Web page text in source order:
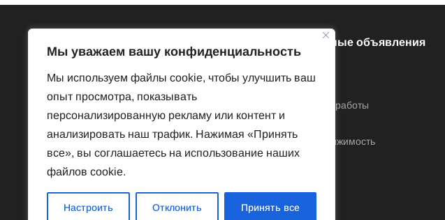
Мы уважаем вашу конфиденциальность
Мы используем файлы cookie, чтобы улучшить ваш
опыт просмотра, показывать
персонализированную рекламу или контент и
анализировать наш трафик. Нажимая «Принять
все», вы соглашаетесь на использование наших
файлов cookie.
Настроить Отклонить Принять все
Законы и порядки
Нравы и обычаи
История
Наука
Культура
Спорт
Знаменитые австрийцы
Соотечественники в Австрии
Бесплатные объявления
Предложения работы
Частная недвижимость